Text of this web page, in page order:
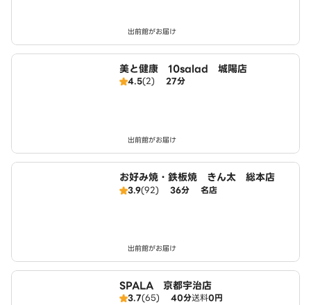
出前館がお届け
美と健康 10salad 城陽店
4.5(2) 27分
出前館がお届け
お好み焼・鉄板焼 きん太 総本店
3.9(92) 36分 名店
出前館がお届け
SPALA 京都宇治店
3.7(65) 40分送料0円